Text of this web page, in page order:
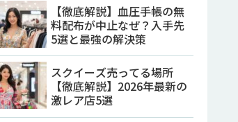
【徹底解説】血圧手帳の無
料配布が中止なぜ？入手先
5選と最強の解決策
スクイーズ売ってる場所
【徹底解説】2026年最新の
激レア店5選